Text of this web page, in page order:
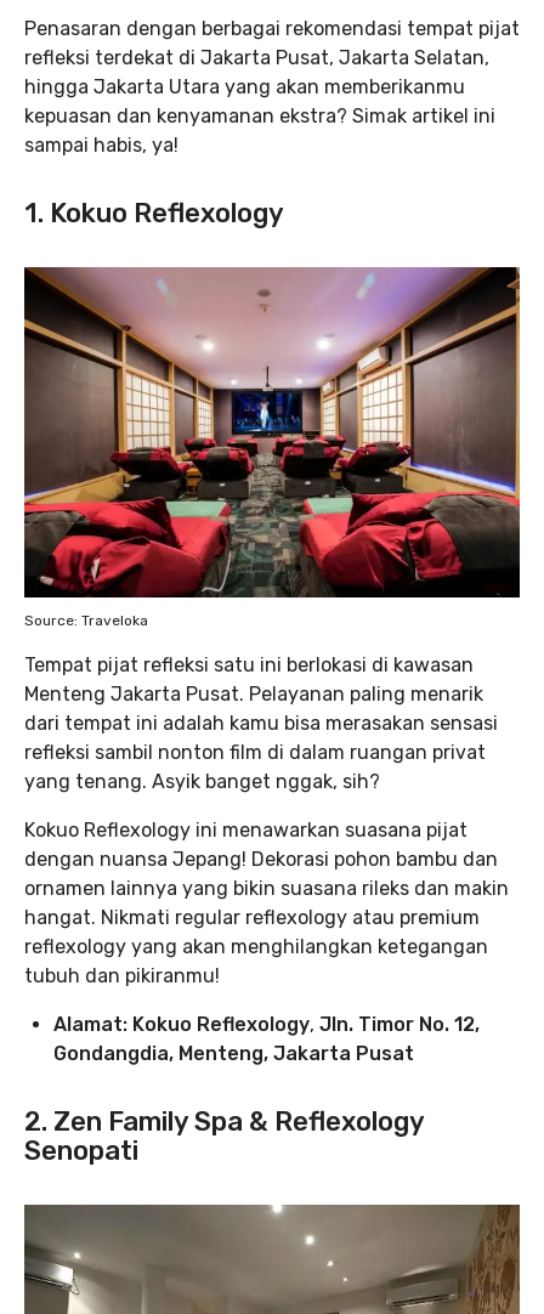
Penasaran dengan berbagai rekomendasi tempat pijat
refleksi terdekat di Jakarta Pusat, Jakarta Selatan,
hingga Jakarta Utara yang akan memberikanmu
kepuasan dan kenyamanan ekstra? Simak artikel ini
sampai habis, ya!
1. Kokuo Reflexology
Source: Traveloka
Tempat pijat refleksi satu ini berlokasi di kawasan
Menteng Jakarta Pusat. Pelayanan paling menarik
dari tempat ini adalah kamu bisa merasakan sensasi
refleksi sambil nonton film di dalam ruangan privat
yang tenang. Asyik banget nggak, sih?
Kokuo Reflexology ini menawarkan suasana pijat
dengan nuansa Jepang! Dekorasi pohon bambu dan
ornamen lainnya yang bikin suasana rileks dan makin
hangat. Nikmati regular reflexology atau premium
reflexology yang akan menghilangkan ketegangan
tubuh dan pikiranmu!
Alamat: Kokuo Reflexology, Jln. Timor No. 12,
Gondangdia, Menteng, Jakarta Pusat
2. Zen Family Spa & Reflexology
Senopati